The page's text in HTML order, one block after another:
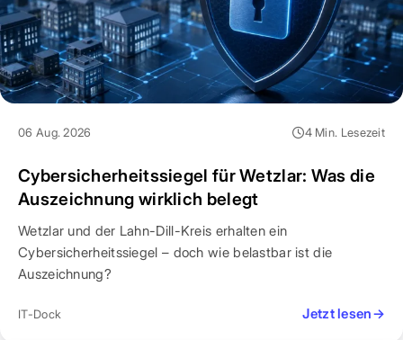
06 Aug. 2026 4 Min. Lesezeit
Cybersicherheitssiegel für Wetzlar: Was die
Auszeichnung wirklich belegt
Wetzlar und der Lahn-Dill-Kreis erhalten ein
Cybersicherheitssiegel – doch wie belastbar ist die
Auszeichnung?
IT-Dock Jetzt lesen→